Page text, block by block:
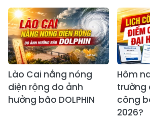
Lào Cai nắng nóng
diện rộng do ảnh
hưởng bão DOLPHIN
Hôm
trường
công
2026?